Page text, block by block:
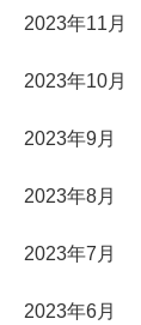
2023年11月
2023年10月
2023年9月
2023年8月
2023年7月
2023年6月